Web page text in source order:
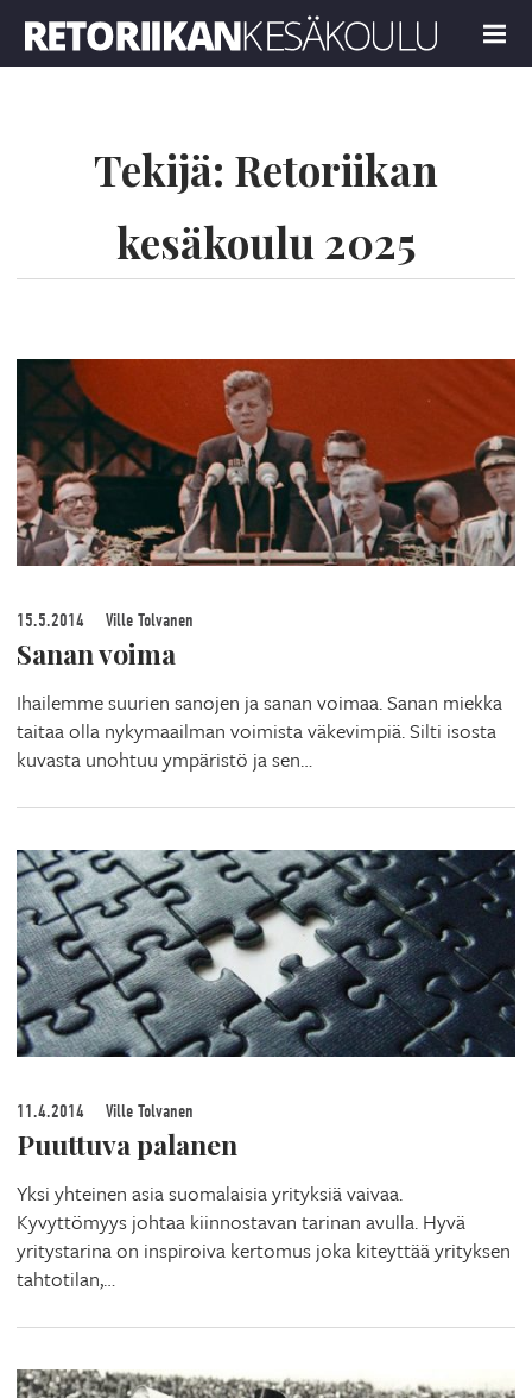
MENU
Tekijä: Retoriikan
kesäkoulu 2025
15.5.2014 Ville Tolvanen
Sanan voima
Ihailemme suurien sanojen ja sanan voimaa. Sanan miekka
taitaa olla nykymaailman voimista väkevimpiä. Silti isosta
kuvasta unohtuu ympäristö ja sen…
11.4.2014 Ville Tolvanen
Puuttuva palanen
Yksi yhteinen asia suomalaisia yrityksiä vaivaa.
Kyvyttömyys johtaa kiinnostavan tarinan avulla. Hyvä
yritystarina on inspiroiva kertomus joka kiteyttää yrityksen
tahtotilan,…